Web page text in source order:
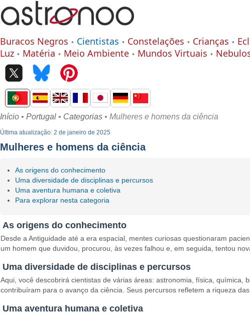
Buracos Negros Cientistas Constelações Crianças
Luz
Matéria Meio Ambiente Mundos Virtuais
Início • Portugal • Categorias • Mulheres e homens da ciência
Última atualização: 2 de janeiro de 2025
Mulheres e homens da ciência
As origens do conhecimento
Uma diversidade de disciplinas e percursos
Uma aventura humana e coletiva
Para explorar nesta categoria
As origens do conhecimento
Desde a Antiguidade até a era espacial, mentes curiosas questionaram
um homem que duvidou, procurou, às vezes falhou e, em seguida, tentou
Uma diversidade de disciplinas e percursos
Aqui, você descobrirá cientistas de várias áreas: astronomia, física,
contribuíram para o avanço da ciência. Seus percursos refletem a riqueza
Uma aventura humana e coletiva